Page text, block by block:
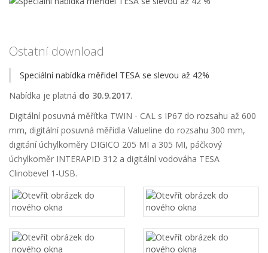
Ostatní download
Speciální nabídka měřidel TESA se slevou až 42%
Nabídka je platná do 30.9.2017.
Digitální posuvná měřítka TWIN - CAL s IP67 do rozsahu až 600
mm, digitální posuvná měřidla Valueline do rozsahu 300 mm,
digitání úchylkoměry DIGICO 205 MI a 305 MI, páčkový
úchylkoměr INTERAPID 312 a digitální vodováha TESA
Clinobevel 1-USB.